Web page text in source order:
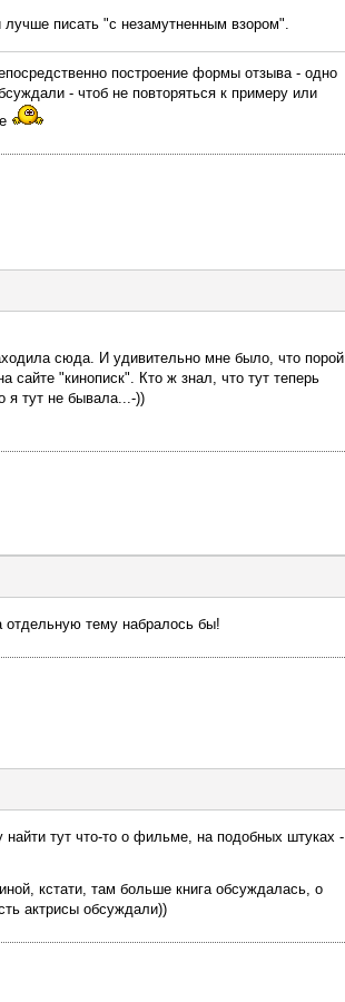
лучше писать "с незамутненным взором".
построение формы отзыва - одно
- чтоб не повторяться к примеру или
сюда. И удивительно мне было, что порой
сайте "кинописк". Кто ж знал, что тут теперь
я тут не бывала...-))
отдельную тему набралось бы!
найти тут что-то о фильме, на подобных штуках -
кстати, там больше книга обсуждалась, о
актрисы обсуждали))